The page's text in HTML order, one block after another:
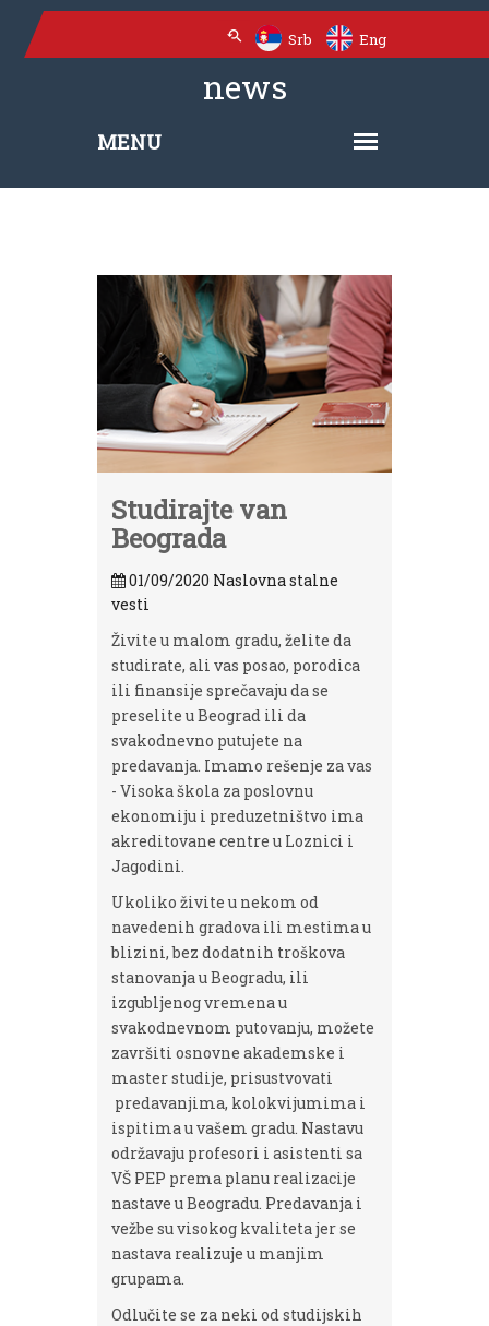
Srb Eng
news
Studirajte van
Beograda
01/09/2020 Naslovna stalne
vesti
Živite u malom gradu, želite da
studirate, ali vas posao, porodica
ili finansije sprečavaju da se
preselite u Beograd ili da
svakodnevno putujete na
predavanja. Imamo rešenje za vas
- Visoka škola za poslovnu
ekonomiju i preduzetništvo ima
akreditovane centre u Loznici i
Jagodini.
Ukoliko živite u nekom od
navedenih gradova ili mestima u
blizini, bez dodatnih troškova
stanovanja u Beogradu, ili
izgubljenog vremena u
svakodnevnom putovanju, možete
završiti osnovne akademske i
master studije, prisustvovati
predavanjima, kolokvijumima i
ispitima u vašem gradu. Nastavu
održavaju profesori i asistenti sa
VŠ PEP prema planu realizacije
nastave u Beogradu. Predavanja i
vežbe su visokog kvaliteta jer se
nastava realizuje u manjim
grupama.
Odlučite se za neki od studijskih